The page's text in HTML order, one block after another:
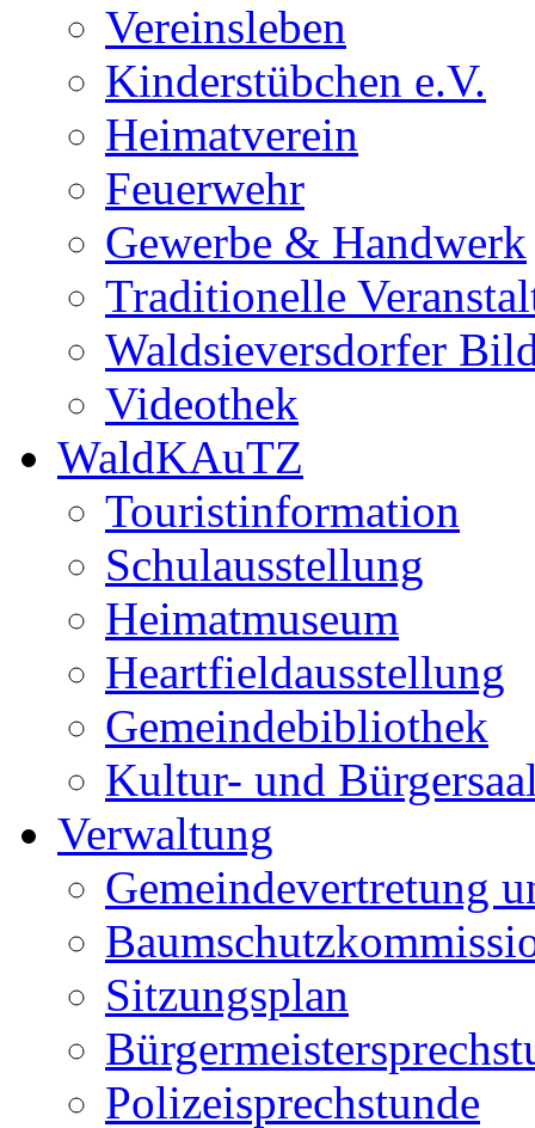
Vereinsleben
Kinderstübchen e.V.
Heimatverein
Feuerwehr
Gewerbe & Handwerk
Traditionelle
Waldsieversdorfer
Videothek
WaldKAuTZ
Touristinformation
Schulausstellung
Heimatmuseum
Heartfieldausstellung
Gemeindebibliothek
Kultur- und
Verwaltung
Gemeindevertretung
Sitzungsplan
Polizeisprechstunde